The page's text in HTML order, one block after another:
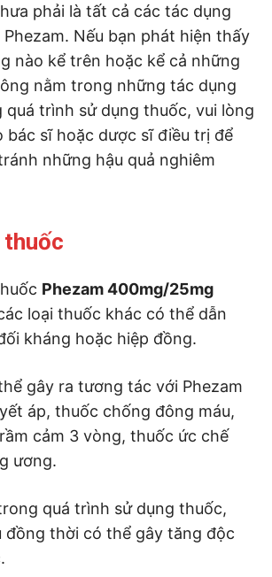
phải là tất cả các tác dụng
Nếu bạn phát hiện thấy
nào kể trên hoặc kể cả những
nằm trong những tác dụng
trình sử dụng thuốc, vui lòng
bác sĩ hoặc dược sĩ điều trị để
những hậu quả nghiêm
Phezam 400mg/25mg
loại thuốc khác có thể dẫn
kháng hoặc hiệp đồng.
gây ra tương tác với Phezam
áp, thuốc chống đông máu,
cảm 3 vòng, thuốc ức chế
ương.
quá trình sử dụng thuốc,
đồng thời có thể gây tăng độc